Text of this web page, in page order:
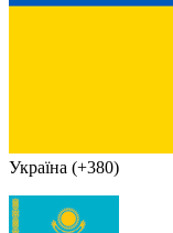
Україна (+380)